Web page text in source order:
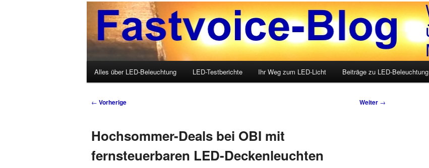
Fastvoice-Blog
Wolfgang Messer über LED, OLED, Medien und mehr
Hauptmenü
Zum Inhalt wechseln
Zum sekundären Inhalt wechseln
Alles über LED-Beleuchtung LED-Testberichte Ihr Weg zum LED-Licht Beiträge zu LED-Beleuchtung
Beitrags-Navigation
← Vorherige Weiter →
Hochsommer-Deals bei OBI mit
fernsteuerbaren LED-Deckenleuchten